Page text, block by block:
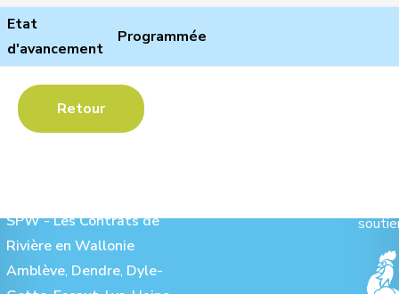
Etat
d'avancement
Programmée
Retour
SPW - Les Contrats de
Rivière en Wallonie
Amblève, Dendre, Dyle-